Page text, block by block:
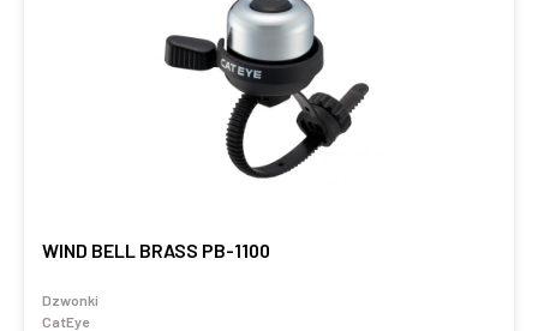
WIND BELL BRASS PB-1100
Dzwonki
CatEye